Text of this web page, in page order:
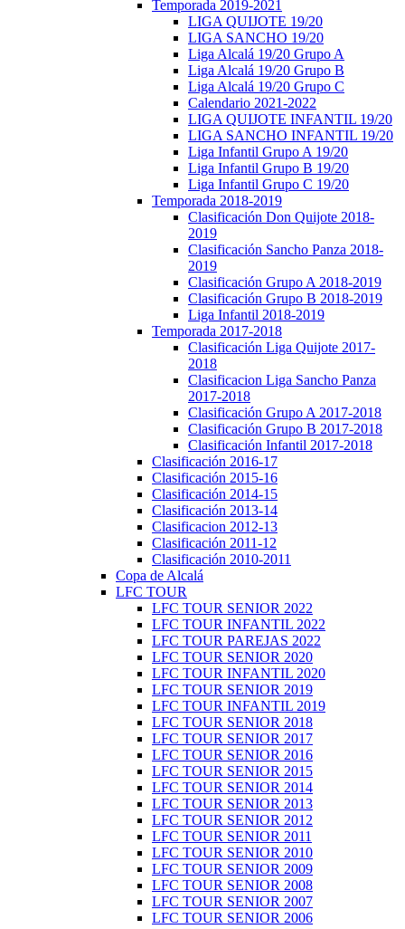
Temporada 2019-2021
LIGA QUIJOTE 19/20
LIGA SANCHO 19/20
Liga Alcalá 19/20 Grupo A
Liga Alcalá 19/20 Grupo B
Liga Alcalá 19/20 Grupo C
Calendario 2021-2022
LIGA QUIJOTE INFANTIL 19/20
LIGA SANCHO INFANTIL 19/20
Liga Infantil Grupo A 19/20
Liga Infantil Grupo B 19/20
Liga Infantil Grupo C 19/20
Temporada 2018-2019
Clasificación Don Quijote 2018-
2019
Clasificación Sancho Panza 2018-
2019
Clasificación Grupo A 2018-2019
Clasificación Grupo B 2018-2019
Liga Infantil 2018-2019
Temporada 2017-2018
Clasificación Liga Quijote 2017-
2018
Clasificacion Liga Sancho Panza
2017-2018
Clasificación Grupo A 2017-2018
Clasificación Grupo B 2017-2018
Clasificación Infantil 2017-2018
Clasificación 2016-17
Clasificación 2015-16
Clasificación 2014-15
Clasificación 2013-14
Clasificacion 2012-13
Clasificación 2011-12
Clasificación 2010-2011
Copa de Alcalá
LFC TOUR
LFC TOUR SENIOR 2022
LFC TOUR INFANTIL 2022
LFC TOUR PAREJAS 2022
LFC TOUR SENIOR 2020
LFC TOUR INFANTIL 2020
LFC TOUR SENIOR 2019
LFC TOUR INFANTIL 2019
LFC TOUR SENIOR 2018
LFC TOUR SENIOR 2017
LFC TOUR SENIOR 2016
LFC TOUR SENIOR 2015
LFC TOUR SENIOR 2014
LFC TOUR SENIOR 2013
LFC TOUR SENIOR 2012
LFC TOUR SENIOR 2011
LFC TOUR SENIOR 2010
LFC TOUR SENIOR 2009
LFC TOUR SENIOR 2008
LFC TOUR SENIOR 2007
LFC TOUR SENIOR 2006